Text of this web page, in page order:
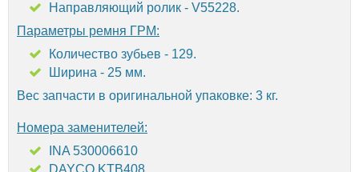
Направляющий ролик - V55228.
Параметры ремня ГРМ:
Количество зубьев - 129.
Ширина - 25 мм.
Вес запчасти в оригинальной упаковке: 3 кг.
Номера заменителей:
INA 530006610